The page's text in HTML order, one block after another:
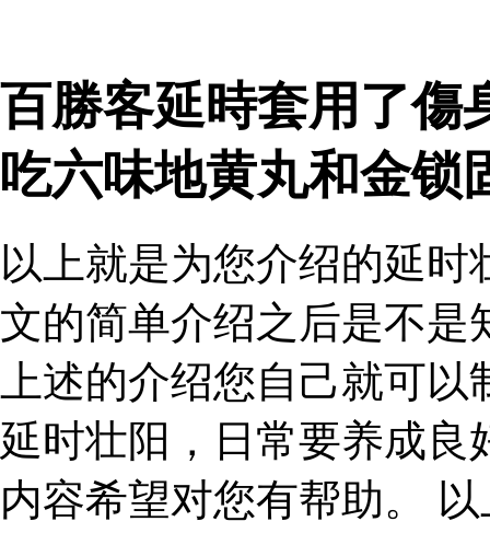
百勝客延時套用了傷
吃六味地黄丸和金锁
以上就是为您介绍的延
文的简单介绍之后是不是
上述的介绍您自己就可
延时壮阳，日常要养成良
内容希望对您有帮助。